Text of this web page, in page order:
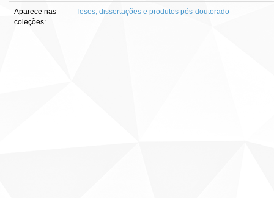
Aparece nas
coleções:
Teses, dissertações e produtos pós-doutorado